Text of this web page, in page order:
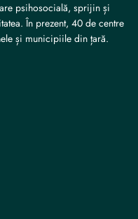
psihosocială, sprijin și
În prezent, 40 de centre
și municipiile din țară.